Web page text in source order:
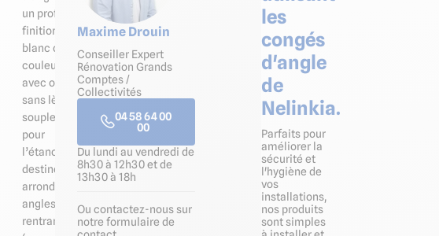
un profilé de
finition
blanc ou en
couleur,
avec ou
sans lèvres
souples
pour
l’étanchéité,
destiné à
arrondir les
angles
rentrants
Maxime Drouin
Conseiller Expert
Rénovation Grands
Comptes /
Collectivités
04 58 64 00
00
Du lundi au vendredi de
8h30 à 12h30 et de
13h30 à 18h
Ou contactez-nous sur
notre formulaire de
les
congés
d'angle
de
Nelinkia.
Parfaits pour
améliorer la
sécurité et
l'hygiène de
vos
installations,
nos produits
sont simples